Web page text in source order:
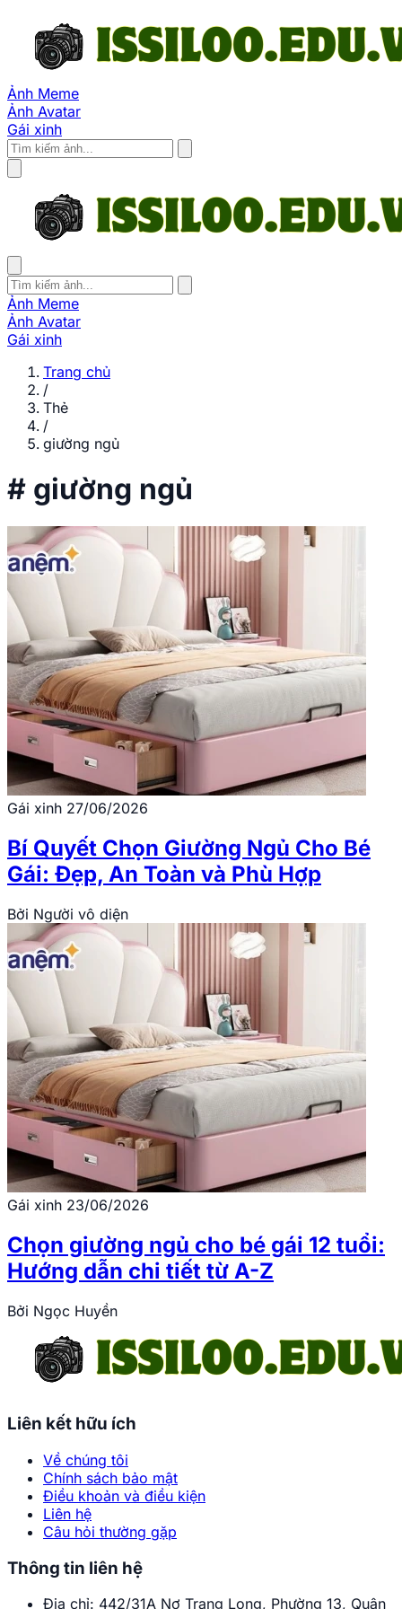
Ảnh Meme
Ảnh Avatar
Gái xinh
Ảnh Meme
Ảnh Avatar
Gái xinh
Trang chủ
/
Thẻ
/
giường ngủ
# giường ngủ
Gái xinh 27/06/2026
Bí Quyết Chọn Giường Ngủ Cho Bé
Gái: Đẹp, An Toàn và Phù Hợp
Bởi Người vô diện
Gái xinh 23/06/2026
Chọn giường ngủ cho bé gái 12 tuổi:
Hướng dẫn chi tiết từ A-Z
Bởi Ngọc Huyền
Liên kết hữu ích
Về chúng tôi
Chính sách bảo mật
Điều khoản và điều kiện
Liên hệ
Câu hỏi thường gặp
Thông tin liên hệ
Địa chỉ: 442/31A Nơ Trang Long, Phường 13, Quận